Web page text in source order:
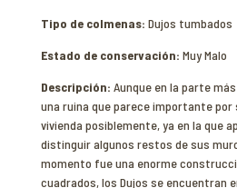
Tipo de colmenas: Dujos tumbados
Estado de conservación: Muy Malo
Descripción: Aunque en la parte
una ruina que parece importante por
vivienda posiblemente, ya en la que
distinguir algunos restos de sus
momento fue una enorme
cuadrados, los Dujos se encuentran